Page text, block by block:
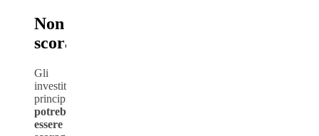
Non
scoraggiarsi
Gli
investitori
principianti
potrebbero
essere